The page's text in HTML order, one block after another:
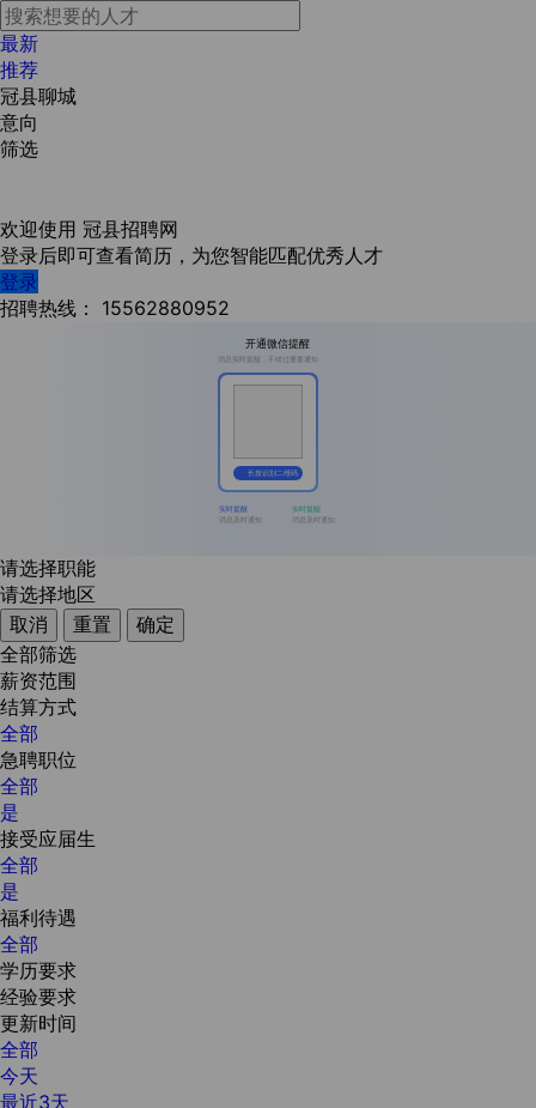
最新
推荐
冠县聊城
意向
筛选
欢迎使用 冠县招聘网
登录后即可查看简历，为您智能匹配优秀人才
登录
招聘热线：
15562880952
开通微信提醒
消息实时提醒，不错过重要通知
长按识别二维码
实时提醒
消息及时通知
实时提醒
消息及时通知
请选择职能
请选择地区
取消
重置
确定
全部筛选
薪资范围
结算方式
全部
急聘职位
全部
是
接受应届生
全部
是
福利待遇
全部
学历要求
经验要求
更新时间
全部
今天
最近3天